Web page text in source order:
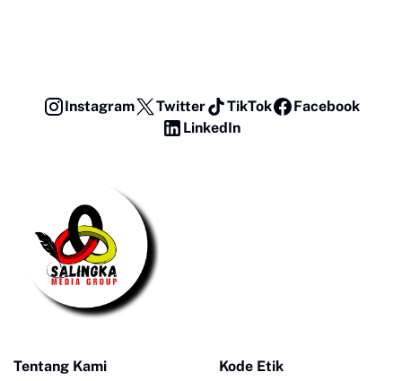
Instagram Twitter TikTok
Facebook
LinkedIn
Tentang Kami Kode Etik